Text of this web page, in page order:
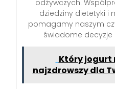
odżywczych.
dziedziny dietetyki i
pomagamy naszym
świadome
Który jogurt
najzdrowszy dla